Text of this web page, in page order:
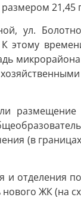
21,45
ул.
этому
размещение
(в
отделения
ЖК (на